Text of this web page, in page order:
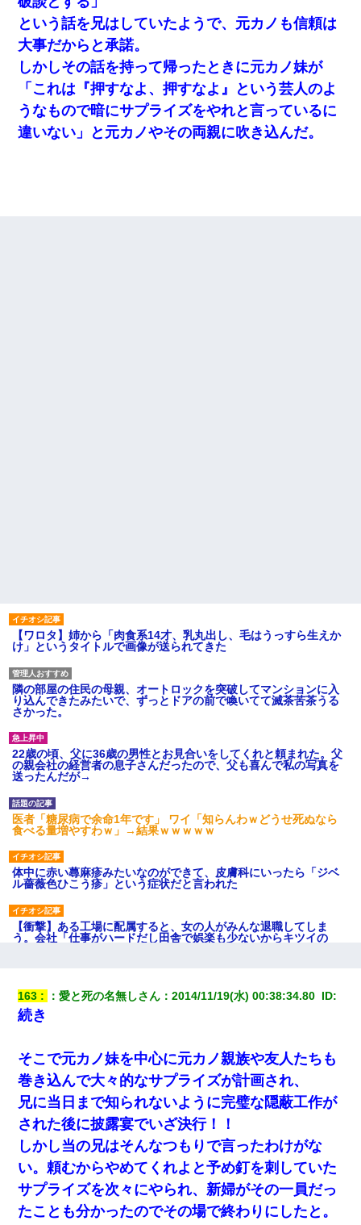
という話を兄はしていたようで、元カノも信頼は
大事だからと承諾。
しかしその話を持って帰ったときに元カノ妹が
「これは『押すなよ、押すなよ』という芸人のよ
うなもので暗にサプライズをやれと言っているに
違いない」と元カノやその両親に吹き込んだ。
【ワロタ】姉から「肉食系14才、乳丸出し、毛はうっすら生えか
け」というタイトルで画像が送られてきた
隣の部屋の住民の母親、オートロックを突破してマンションに入
り込んできたみたいで、ずっとドアの前で喚いてて滅茶苦茶うる
さかった。
22歳の頃、父に36歳の男性とお見合いをしてくれと頼まれた。父
の親会社の経営者の息子さんだったので、父も喜んで私の写真を
送ったんだが→
医者「糖尿病で余命1年です」 ワイ「知らんわｗどうせ死ぬなら
食べる量増やすわｗ」→結果ｗｗｗｗｗ
体中に赤い蕁麻疹みたいなのができて、皮膚科にいったら「ジベ
ル薔薇色ひこう疹」という症状だと言われた
【衝撃】ある工場に配属すると、女の人がみんな退職してしま
う。会社「仕事がハードだし田舎で娯楽も少ないからキツイの
妹が嘘つきな元カレと寄りを戻してしまったという話をしていた
ら、旦那の顔が曇って雰囲気が一転。そそくさと話を切り上げて
いつもより早く寝付いてしまった…｜生活｜ワロタあんてな
義兄嫁が義実家で「コロナ陽性だったからこのまま療養させて下
さい」と言い出してド修羅場になった
ナンパにほいほい付いていった私、地獄に落ちる
新卒の女性社員に1年半ストーカーされていた。俺「マジで怖い」
上司「話をしてみる」→女性社員「実は10数年前に…」
とっさに女児を捕まえたら変質者扱いされた。母親「あっち行っ
てよ！気持ち悪い！（ｼｯｼｯ」→ 後日、俺を見つけた母親がすっ飛
163 ：愛と死の名無しさん ：2014/11/19(水) 00:38:34.80 ID:
続き
そこで元カノ妹を中心に元カノ親族や友人たちも
巻き込んで大々的なサプライズが計画され、
兄に当日まで知られないように完璧な隠蔽工作が
された後に披露宴でいざ決行！！
しかし当の兄はそんなつもりで言ったわけがな
い。頼むからやめてくれよと予め釘を刺していた
サプライズを次々にやられ、新婦がその一員だっ
たことも分かったのでその場で終わりにしたと。